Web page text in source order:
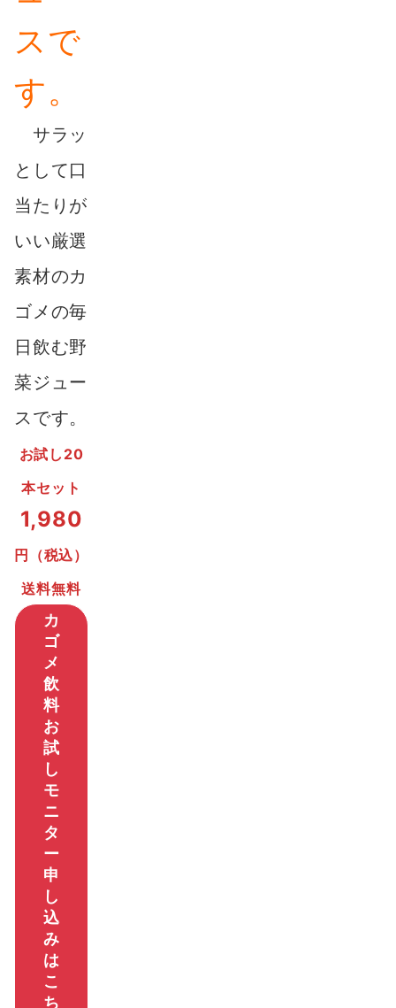
スで
す。
サラッ
として口
当たりが
いい厳選
素材のカ
ゴメの毎
日飲む野
菜ジュー
スです。
お試し20
本セット
1,980
円（税込）
送料無料
カ
ゴ
メ
飲
料
お
試
し
モ
ニ
タ
ー
申
し
込
み
は
こ
ち